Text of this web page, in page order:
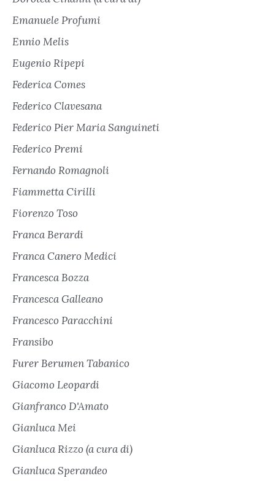
Emanuele Profumi
Ennio Melis
Eugenio Ripepi
Federica Comes
Federico Clavesana
Federico Pier Maria Sanguineti
Federico Premi
Fernando Romagnoli
Fiammetta Cirilli
Fiorenzo Toso
Franca Berardi
Franca Canero Medici
Francesca Bozza
Francesca Galleano
Francesco Paracchini
Fransibo
Furer Berumen Tabanico
Giacomo Leopardi
Gianfranco D'Amato
Gianluca Mei
Gianluca Rizzo (a cura di)
Gianluca Sperandeo